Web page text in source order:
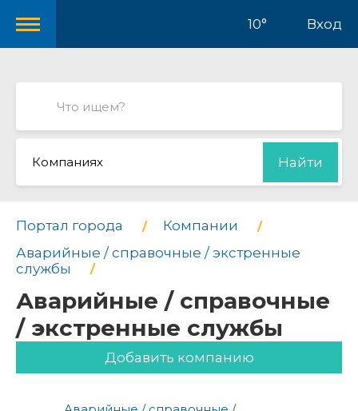
10° Вход
Компаниях Найти
Портал города
Компании
Аварийные / справочные / экстренные
службы
Аварийные / справочные
/ экстренные службы
Добавить компанию